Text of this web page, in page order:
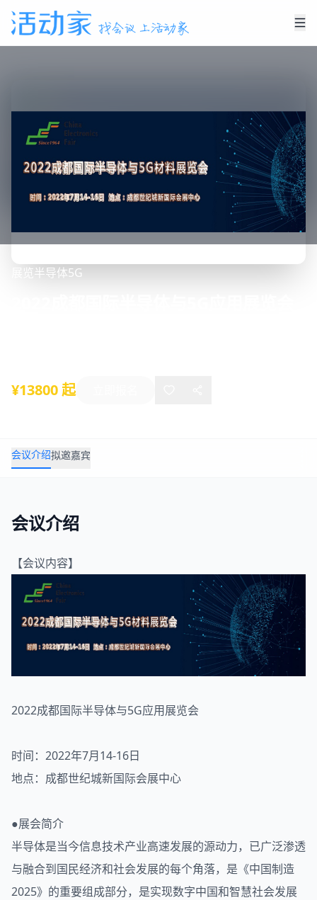
展览半导体5G
¥13800 起
会议介绍拟邀嘉宾
会议介绍
【会议内容】
2022成都国际半导体与5G应用展览会
时间：2022年7月14-16日
地点：成都世纪城新国际会展中心
●展会简介
半导体是当今信息技术产业高速发展的源动力，已广泛渗透
与融合到国民经济和社会发展的每个角落，是《中国制造
2025》的重要组成部分，是实现数字中国和智慧社会发展